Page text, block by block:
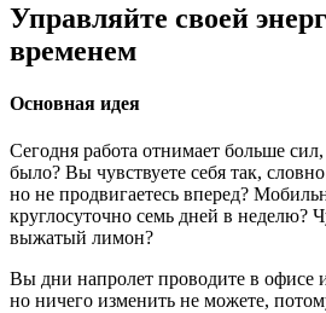
Управляйте своей
временем
Основная идея
Сегодня работа отнимает больше
было? Вы чувствуете себя так,
но не продвигаетесь вперед?
круглосуточно семь дней в неделю?
выжатый лимон?
Вы дни напролет проводите в офисе
но ничего изменить не можете,